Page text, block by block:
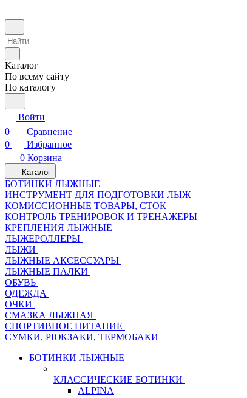
Каталог
По всему сайту
По каталогу
Войти
0
Сравнение
0
Избранное
0 Корзина
Каталог
БОТИНКИ ЛЫЖНЫЕ
ИНСТРУМЕНТ ДЛЯ ПОДГОТОВКИ ЛЫЖ
КОМИССИОННЫЕ ТОВАРЫ, СТОК
КОНТРОЛЬ ТРЕНИРОВОК И ТРЕНАЖЕРЫ
КРЕПЛЕНИЯ ЛЫЖНЫЕ
ЛЫЖЕРОЛЛЕРЫ
ЛЫЖИ
ЛЫЖНЫЕ АКСЕССУАРЫ
ЛЫЖНЫЕ ПАЛКИ
ОБУВЬ
ОДЕЖДА
ОЧКИ
СМАЗКА ЛЫЖНАЯ
СПОРТИВНОЕ ПИТАНИЕ
СУМКИ, РЮКЗАКИ, ТЕРМОБАКИ
БОТИНКИ ЛЫЖНЫЕ
КЛАССИЧЕСКИЕ БОТИНКИ
ALPINA